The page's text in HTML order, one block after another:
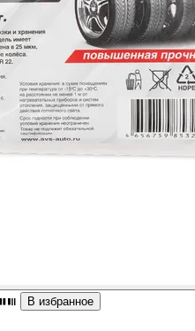
В избранное